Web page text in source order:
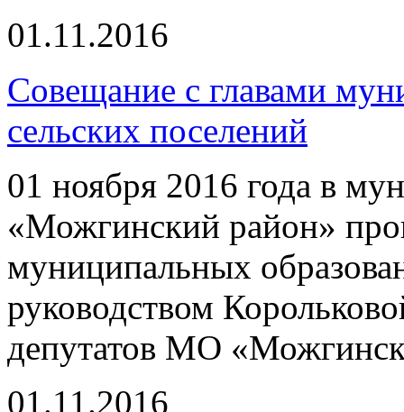
01.11.2016
Совещание с главами
сельских поселений
01 ноября 2016 года в
«Можгинский район»
муниципальных
руководством
депутатов МО
01.11.2016